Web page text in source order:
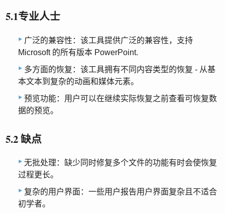
5.1专业人士
广泛的兼容性：该工具提供广泛的兼容性，支持
Microsoft 的所有版本 PowerPoint.
多方面的恢复：该工具拥有不同内容类型的恢复 - 从基
本文本到复杂的动画和媒体元素。
预览功能：用户可以在继续实际恢复之前查看可恢复数
据的预览。
5.2 缺点
无批处理：缺少同时修复多个文件的功能有时会使恢复
过程更长。
复杂的用户界面：一些用户报告用户界面复杂且不适合
初学者。